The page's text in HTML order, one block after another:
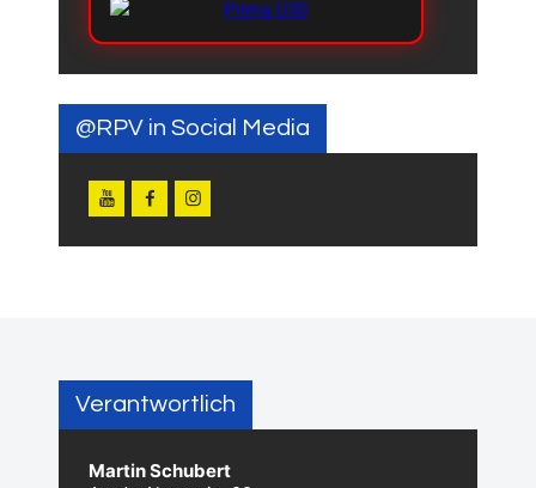
@RPV in Social Media
Verantwortlich
Martin Schubert